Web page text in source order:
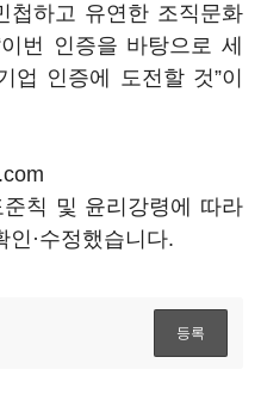
첩하고 유연한 조직문화
번 인증을 바탕으로 세
인증에 도전할 것”이
칙 및 윤리강령에 따라
·수정했습니다.